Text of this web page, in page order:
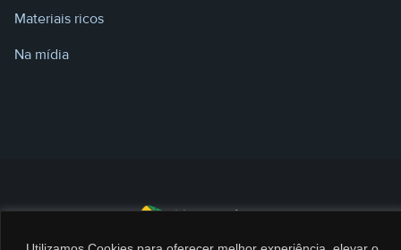
Materiais ricos
Na mídia